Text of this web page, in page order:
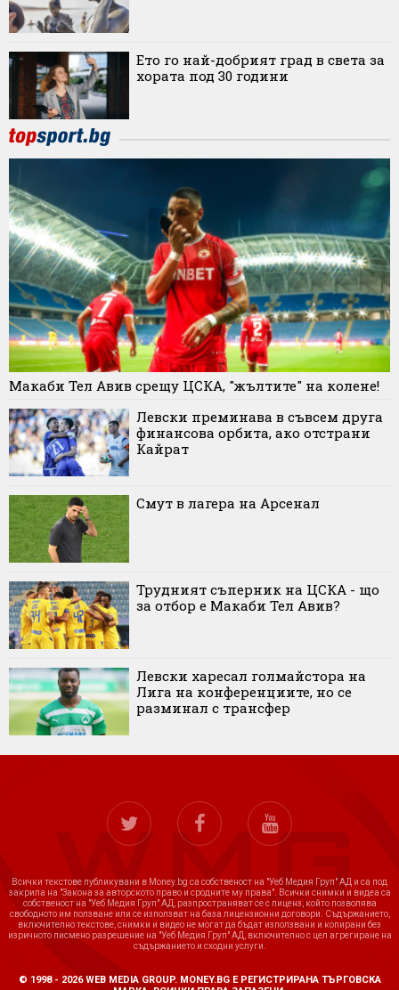
Ето го най-добрият град в света за
хората под 30 години
Макаби Тел Авив срещу ЦСКА, "жълтите" на колене!
Левски преминава в съвсем друга
финансова орбита, ако отстрани
Кайрат
Смут в лагера на Арсенал
Трудният съперник на ЦСКА - що
за отбор е Макаби Тел Авив?
Левски харесал голмайстора на
Лига на конференциите, но се
разминал с трансфер
Всички текстове публикувани в Money.bg са собственост на "Уеб Медия Груп" АД и са под
закрила на "Закона за авторското право и сродните му права". Всички снимки и видеа са
собственост на "Уеб Медия Груп" АД, разпространяват се с лиценз, който позволява
свободното им ползване или се използват на база лицензионни договори. Съдържанието,
включително текстове, снимки и видео не могат да бъдат използвани и копирани без
изричното писмено разрешение на "Уеб Медия Груп" АД, включително с цел агрегиране на
съдържанието и сходни услуги.
© 1998 - 2026 WEB MEDIA GROUP. MONEY.BG Е РЕГИСТРИРАНА ТЪРГОВСКА